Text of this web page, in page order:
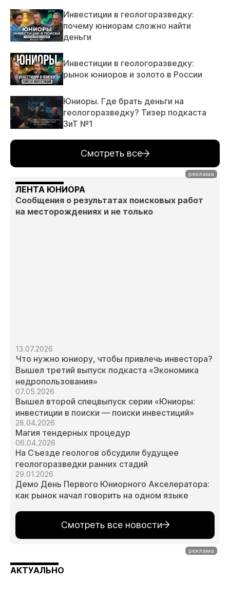
Инвестиции в геологоразведку:
почему юниорам сложно найти
деньги
Инвестиции в геологоразведку:
рынок юниоров и золото в России
Юниоры. Где брать деньги на
геологоразведку? Тизер подкаста
ЗиТ №1
Смотреть все
ЛЕНТА ЮНИОРА
Сообщения о результатах поисковых работ
на месторождениях и не только
13.07.2026
Что нужно юниору, чтобы привлечь инвестора?
Вышел третий выпуск подкаста «Экономика
недропользования»
07.05.2026
Вышел второй спецвыпуск серии «Юниоры:
инвестиции в поиски — поиски инвестиций»
28.04.2026
Магия тендерных процедур
06.04.2026
На Съезде геологов обсудили будущее
геологоразведки ранних стадий
29.01.2026
Демо День Первого Юниорного Акселератора:
как рынок начал говорить на одном языке
Смотреть все новости
АКТУАЛЬНО